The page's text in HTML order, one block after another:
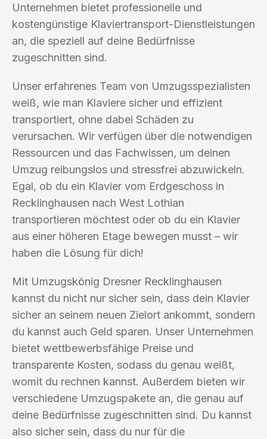
Unternehmen bietet professionelle und
kostengünstige Klaviertransport-Dienstleistungen
an, die speziell auf deine Bedürfnisse
zugeschnitten sind.
Unser erfahrenes Team von Umzugsspezialisten
weiß, wie man Klaviere sicher und effizient
transportiert, ohne dabei Schäden zu
verursachen. Wir verfügen über die notwendigen
Ressourcen und das Fachwissen, um deinen
Umzug reibungslos und stressfrei abzuwickeln.
Egal, ob du ein Klavier vom Erdgeschoss in
Recklinghausen nach West Lothian
transportieren möchtest oder ob du ein Klavier
aus einer höheren Etage bewegen musst – wir
haben die Lösung für dich!
Mit Umzugskönig Dresner Recklinghausen
kannst du nicht nur sicher sein, dass dein Klavier
sicher an seinem neuen Zielort ankommt, sondern
du kannst auch Geld sparen. Unser Unternehmen
bietet wettbewerbsfähige Preise und
transparente Kosten, sodass du genau weißt,
womit du rechnen kannst. Außerdem bieten wir
verschiedene Umzugspakete an, die genau auf
deine Bedürfnisse zugeschnitten sind. Du kannst
also sicher sein, dass du nur für die